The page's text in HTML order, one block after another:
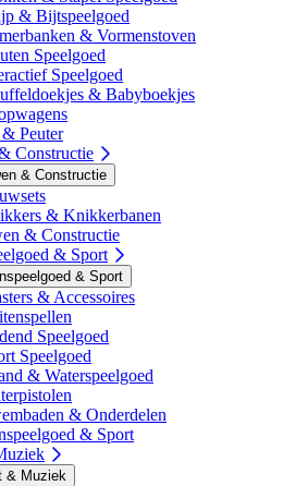
& Bijtspeelgoed
& Vormenstoven
Speelgoed
Speelgoed
& Babyboekjes
Peuter
Constructie
& Constructie
& Knikkerbanen
& Constructie
& Sport
& Sport
& Accessoires
Speelgoed
Speelgoed
& Waterspeelgoed
& Onderdelen
& Sport
& Muziek